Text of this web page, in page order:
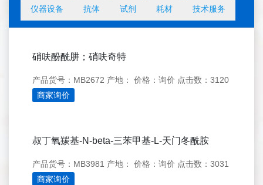
仪器设备 抗体 试剂 耗材 技术服务
硝呋酚酰肼；硝呋奇特
产品货号：MB2672 产地： 价格：询价 点击数：3120
商家询价
叔丁氧羰基-N-beta-三苯甲基-L-天门冬酰胺
产品货号：MB3981 产地： 价格：询价 点击数：3031
商家询价